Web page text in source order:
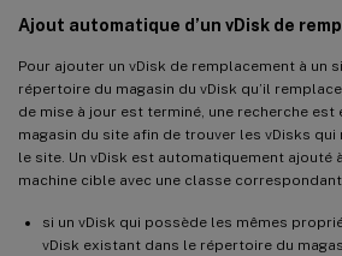
Ajout automatique d’un vDisk de
Pour ajouter un vDisk de remplacement à un
répertoire du magasin du vDisk qu’il
de mise à jour est terminé, une recherche
magasin du site afin de trouver les vDisks
le site. Un vDisk est automatiquement ajouté
machine cible avec une classe
si un vDisk qui possède les mêmes
vDisk existant dans le répertoire du